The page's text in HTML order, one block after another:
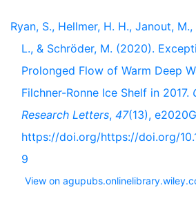
Ryan, S., Hellmer, H. H., Janout,
L., & Schröder, M. (2020).
Prolonged Flow of Warm Deep
Filchner-Ronne Ice Shelf in 2017.
Research Letters, 47(13),
https://doi.org/https://doi.org/
9
View on